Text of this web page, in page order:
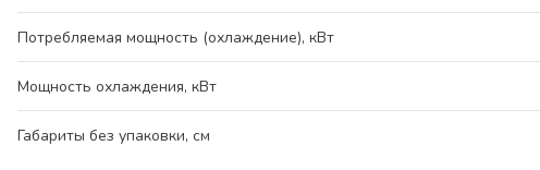
Потребляемая мощность (охлаждение), кВт
Мощность охлаждения, кВт
Габариты без упаковки, см